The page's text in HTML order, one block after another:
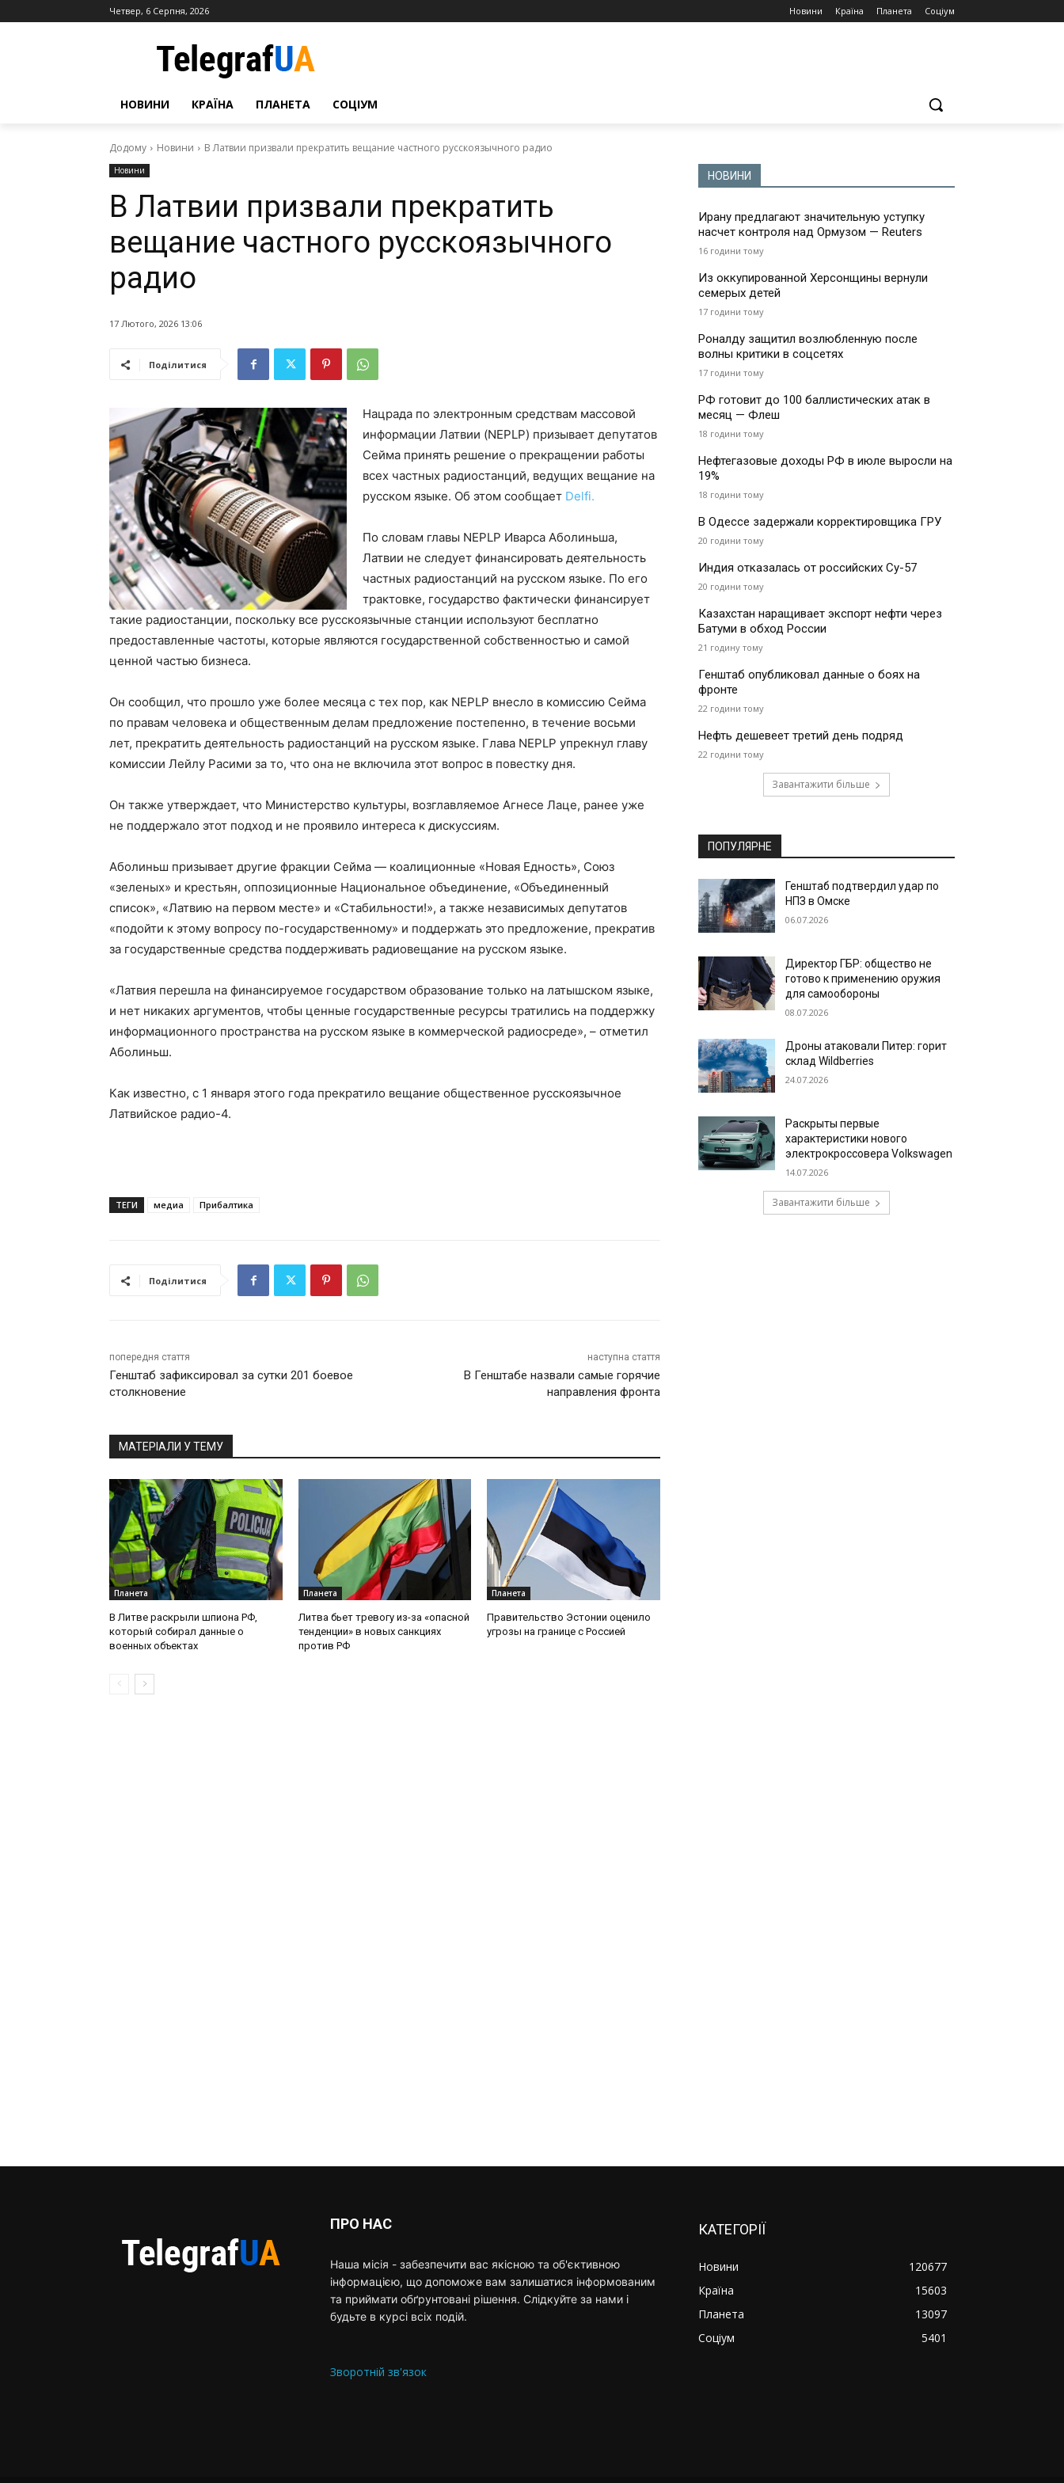
Четвер, 6 Серпня, 2026 Новини Країна Планета Соціум
НОВИНИ КРАЇНА ПЛАНЕТА СОЦІУМ
Додому Новини В Латвии призвали прекратить вещание частного русскоязычного радио
Новини
В Латвии призвали прекратить
вещание частного русскоязычного
радио
17 Лютого, 2026 13:06
Поділитися
Нацрада по электронным средствам массовой
информации Латвии (NEPLP) призывает депутатов
Сейма принять решение о прекращении работы
всех частных радиостанций, ведущих вещание на
русском языке. Об этом сообщает Delfi.
По словам главы NEPLP Иварса Аболиньша,
Латвии не следует финансировать деятельность
частных радиостанций на русском языке. По его
трактовке, государство фактически финансирует
такие радиостанции, поскольку все русскоязычные станции используют бесплатно
предоставленные частоты, которые являются государственной собственностью и самой
ценной частью бизнеса.
Он сообщил, что прошло уже более месяца с тех пор, как NEPLP внесло в комиссию Сейма
по правам человека и общественным делам предложение постепенно, в течение восьми
лет, прекратить деятельность радиостанций на русском языке. Глава NEPLP упрекнул главу
комиссии Лейлу Расими за то, что она не включила этот вопрос в повестку дня.
Он также утверждает, что Министерство культуры, возглавляемое Агнесе Лаце, ранее уже
не поддержало этот подход и не проявило интереса к дискуссиям.
Аболиньш призывает другие фракции Сейма — коалиционные «Новая Едность», Союз
«зеленых» и крестьян, оппозиционные Национальное объединение, «Объединенный
список», «Латвию на первом месте» и «Стабильности!», а также независимых депутатов
«подойти к этому вопросу по-государственному» и поддержать это предложение, прекратив
за государственные средства поддерживать радиовещание на русском языке.
«Латвия перешла на финансируемое государством образование только на латышском языке,
и нет никаких аргументов, чтобы ценные государственные ресурсы тратились на поддержку
информационного пространства на русском языке в коммерческой радиосреде», – отметил
Аболиньш.
Как известно, с 1 января этого года прекратило вещание общественное русскоязычное
Латвийское радио-4.
ТЕГИ медиа Прибалтика
Поділитися
попередня стаття
Генштаб зафиксировал за сутки 201 боевое
столкновение
наступна стаття
В Генштабе назвали самые горячие
направления фронта
МАТЕРІАЛИ У ТЕМУ
Планета
В Литве раскрыли шпиона РФ,
который собирал данные о
военных объектах
Планета
Литва бьет тревогу из-за «опасной
тенденции» в новых санкциях
против РФ
Планета
Правительство Эстонии оценило
угрозы на границе с Россией
НОВИНИ
Ирану предлагают значительную уступку
насчет контроля над Ормузом — Reuters
16 години тому
Из оккупированной Херсонщины вернули
семерых детей
17 години тому
Роналду защитил возлюбленную после
волны критики в соцсетях
17 години тому
РФ готовит до 100 баллистических атак в
месяц — Флеш
18 години тому
Нефтегазовые доходы РФ в июле выросли на
19%
18 години тому
В Одессе задержали корректировщика ГРУ
20 години тому
Индия отказалась от российских Су-57
20 години тому
Казахстан наращивает экспорт нефти через
Батуми в обход России
21 годину тому
Генштаб опубликовал данные о боях на
фронте
22 години тому
Нефть дешевеет третий день подряд
22 години тому
Завантажити більше
ПОПУЛЯРНЕ
Генштаб подтвердил удар по
НПЗ в Омске
06.07.2026
Директор ГБР: общество не
готово к применению оружия
для самообороны
08.07.2026
Дроны атаковали Питер: горит
склад Wildberries
24.07.2026
Раскрыты первые
характеристики нового
электрокроссовера Volkswagen
14.07.2026
Завантажити більше
ПРО НАС
Наша місія - забезпечити вас якісною та об'єктивною
інформацією, що допоможе вам залишатися інформованим
та приймати обґрунтовані рішення. Слідкуйте за нами і
будьте в курсі всіх подій.
Зворотній зв'язок
КАТЕГОРІЇ
Новини
120677
Країна
15603
Планета
13097
Соціум
5401